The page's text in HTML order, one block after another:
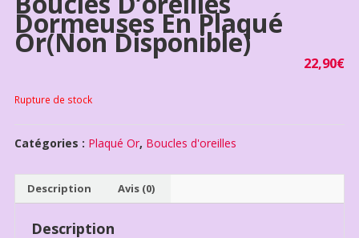
Dormeuses En Plaqué
Or(non Disponible)
22,90€
Rupture de stock
Catégories : Plaqué Or, Boucles d'oreilles
Description Avis (0)
Description